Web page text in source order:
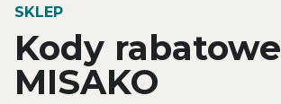
SKLEP
Kody rabatowe
MISAKO